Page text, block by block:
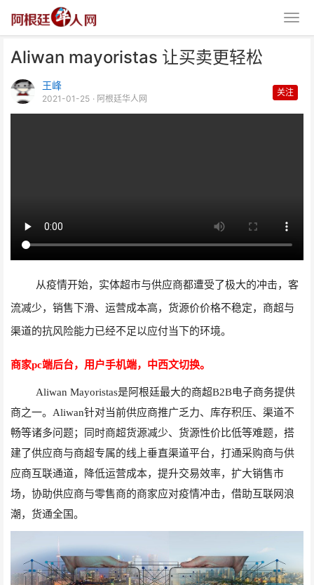
Aliwan mayoristas 让买卖更轻松
王峰
2021-01-25 · 阿根廷华人网
关注
从疫情开始，实体超市与供应商都遭受了极大的冲击，客
流减少，销售下滑、运营成本高，货源价价格不稳定，商超与
渠道的抗风险能力已经不足以应付当下的环境。
商家pc端后台，用户手机端，中西文切换。
Aliwan Mayoristas是阿根廷最大的商超B2B电子商务提供
商之一。 Aliwan针对当前供应商推广乏力、库存积压、渠道不
畅等诸多问题；同时商超货源减少、货源性价比低等难题，搭
建了供应商与商超专属的线上垂直渠道平台，打通采购商与供
应商互联通道，降低运营成本，提升交易效率，扩大销售市
场，协助供应商与零售商的商家应对疫情冲击，借助互联网浪
潮，货通全国。